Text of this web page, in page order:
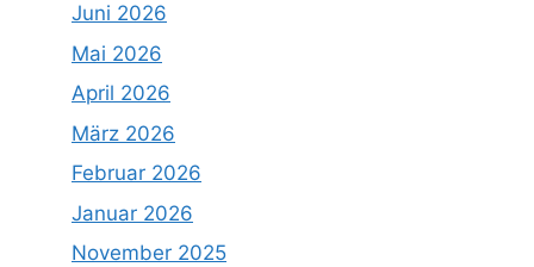
Juni 2026
Mai 2026
April 2026
März 2026
Februar 2026
Januar 2026
November 2025